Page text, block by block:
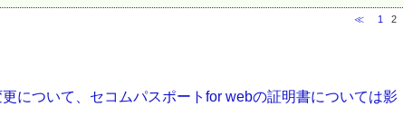
≪ 1 2
について、セコムパスポートfor webの証明書については影